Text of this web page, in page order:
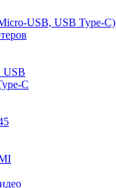
USB, USB Type-C)
USB
C